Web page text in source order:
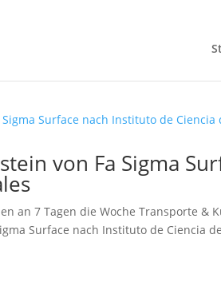
von Fa Sigma
an 7 Tagen die Woche Transporte &
Surface nach Instituto de Ciencia